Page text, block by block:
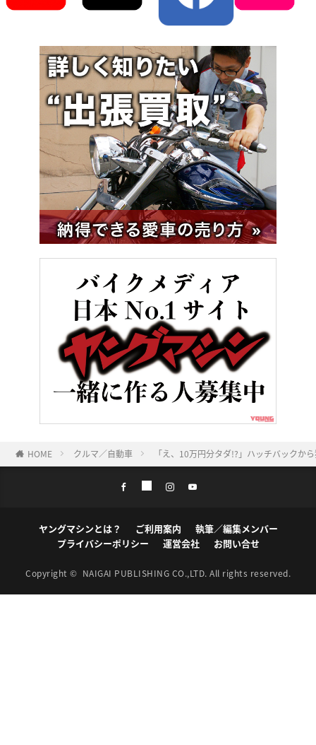
HOME クルマ／自動車 「え、10万円分タダ!?」ハッチバックか
ヤングマシンとは？ ご利用案内
執筆／編集メンバー
プライバシーポリシー
運営会社 お問い合せ
Copyright © NAIGAI PUBLISHING CO.,LTD. All rights reserved.